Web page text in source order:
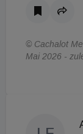
© Cachalot
Mai 2026 -